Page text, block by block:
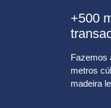
+500
Fazemos
metros
madeira